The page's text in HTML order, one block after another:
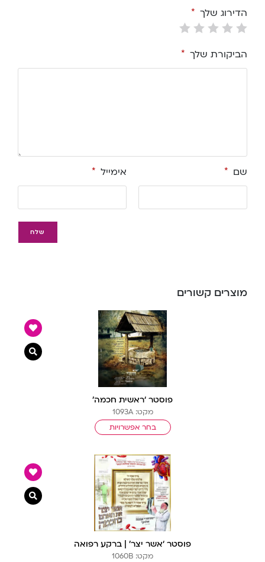
הדירוג שלך *
הביקורת שלך *
שם * אימייל *
מוצרים קשורים
פוסטר ‘ראשית חכמה’
מקט: 1093A
בחר אפשרויות
צפייה
פוסטר ‘אשר יצר’ | ברקע רפואה
מקט: 1060B
צפייה